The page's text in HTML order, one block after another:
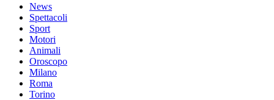
News
Spettacoli
Sport
Motori
Animali
Oroscopo
Milano
Roma
Torino